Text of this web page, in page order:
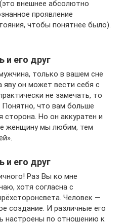
внешнее абсолютно
проявление
чтобы понятнее было).
и его друг
только в вашем сне
яву он может вести себя с
не замечать, то
Понятно, что вам больше
сторона. Но он аккуратен и
женщину мы любим, тем
и его друг
Раз Вы ко мне
хотя согласна с
Человек —
создание. И различные его
настроены по отношению к